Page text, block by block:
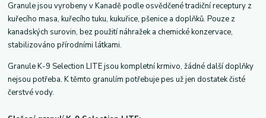
Granule jsou vyrobeny v Kanadě podle osvědčené tradiční receptury z
kuřecího masa, kuřecího tuku, kukuřice, pšenice a doplňků. Pouze z
kanadských surovin, bez použití náhražek a chemické konzervace,
stabilizováno přírodními látkami.
Granule K-9 Selection LITE jsou kompletní krmivo, žádné další doplňky
nejsou potřeba. K těmto granulím potřebuje pes už jen dostatek čisté
čerstvé vody.